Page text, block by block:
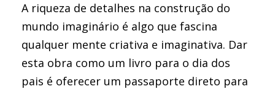
A riqueza de detalhes na construção do
mundo imaginário é algo que fascina
qualquer mente criativa e imaginativa. Dar
esta obra como um livro para o dia dos
pais é oferecer um passaporte direto para